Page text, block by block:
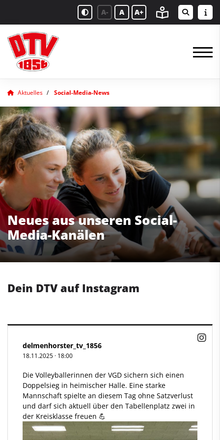
A- A A+
Aktuelles Social-Media-News
Neues aus unseren Social-
Media-Kanälen
Dein DTV auf Instagram
delmenhorster_tv_1856
18.11.2025 · 18:00
Die Volleyballerinnen der VGD sichern sich einen
Doppelsieg in heimischer Halle. Eine starke
Mannschaft spielte an diesem Tag ohne Satzverlust
und darf sich aktuell über den Tabellenplatz zwei in
der Kreisklasse freuen 💪